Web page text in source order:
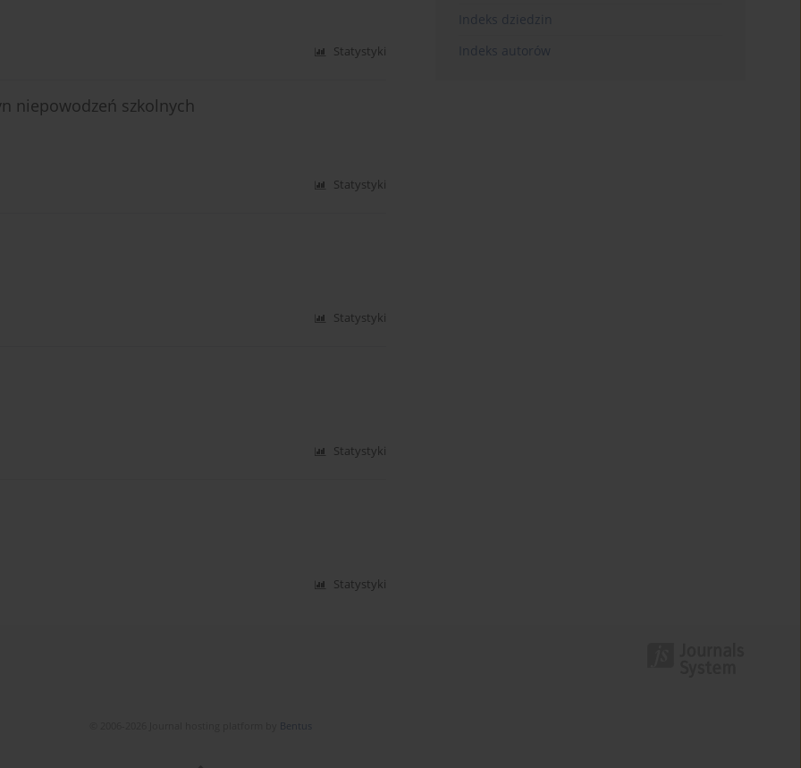
Statystyki
niepowodzeń szkolnych
Statystyki
Statystyki
Statystyki
Statystyki
Indeks dziedzin
Indeks autorów
Bentus